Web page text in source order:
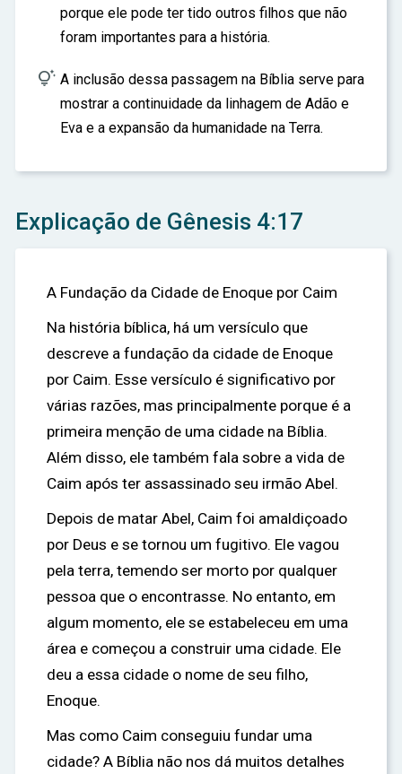
porque ele pode ter tido outros filhos que não
foram importantes para a história.
 A inclusão dessa passagem na Bíblia serve para
mostrar a continuidade da linhagem de Adão e
Eva e a expansão da humanidade na Terra.
Explicação de Gênesis 4:17
A Fundação da Cidade de Enoque por Caim
Na história bíblica, há um versículo que
descreve a fundação da cidade de Enoque
por Caim. Esse versículo é significativo por
várias razões, mas principalmente porque é a
primeira menção de uma cidade na Bíblia.
Além disso, ele também fala sobre a vida de
Caim após ter assassinado seu irmão Abel.
Depois de matar Abel, Caim foi amaldiçoado
por Deus e se tornou um fugitivo. Ele vagou
pela terra, temendo ser morto por qualquer
pessoa que o encontrasse. No entanto, em
algum momento, ele se estabeleceu em uma
área e começou a construir uma cidade. Ele
deu a essa cidade o nome de seu filho,
Enoque.
Mas como Caim conseguiu fundar uma
cidade? A Bíblia não nos dá muitos detalhes